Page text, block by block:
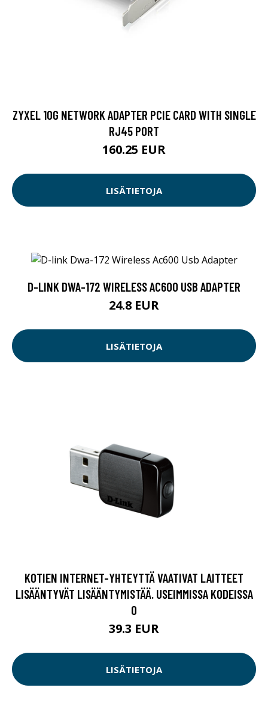
ZYXEL 10G NETWORK ADAPTER PCIE CARD WITH SINGLE
RJ45 PORT
160.25 EUR
LISÄTIETOJA
D-LINK DWA-172 WIRELESS AC600 USB ADAPTER
24.8 EUR
LISÄTIETOJA
KOTIEN INTERNET-YHTEYTTÄ VAATIVAT LAITTEET
LISÄÄNTYVÄT LISÄÄNTYMISTÄÄ. USEIMMISSA KODEISSA
O
39.3 EUR
LISÄTIETOJA